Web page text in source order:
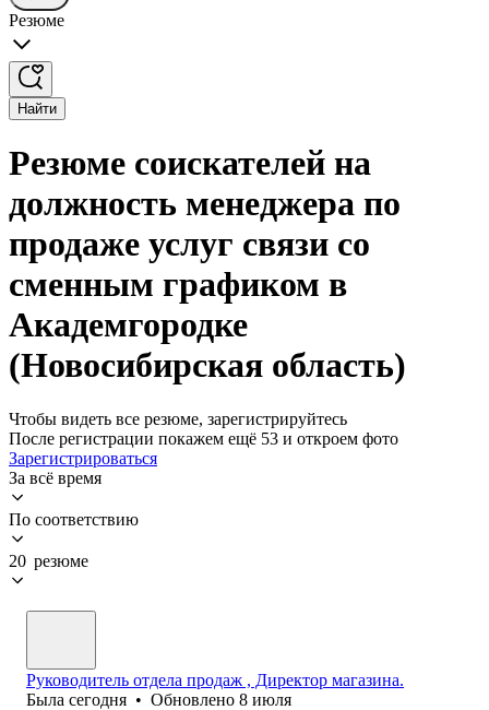
Резюме
Найти
Резюме соискателей на
должность менеджера по
продаже услуг связи со
сменным графиком в
Академгородке
(Новосибирская область)
Чтобы видеть все резюме, зарегистрируйтесь
После регистрации покажем ещё 53 и откроем фото
Зарегистрироваться
За всё время
По соответствию
20 резюме
Руководитель отдела продаж , Директор магазина.
Была сегодня • Обновлено 8 июля